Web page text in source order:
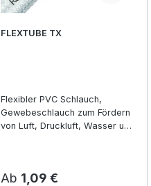
FLEXTUBE TX
Flexibler PVC Schlauch,
Gewebeschlauch zum Fördern
von Luft, Druckluft, Wasser und
Regulärer Preis:
Ab 1,09 €